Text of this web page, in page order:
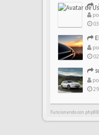
-
Funcionando con phpBB